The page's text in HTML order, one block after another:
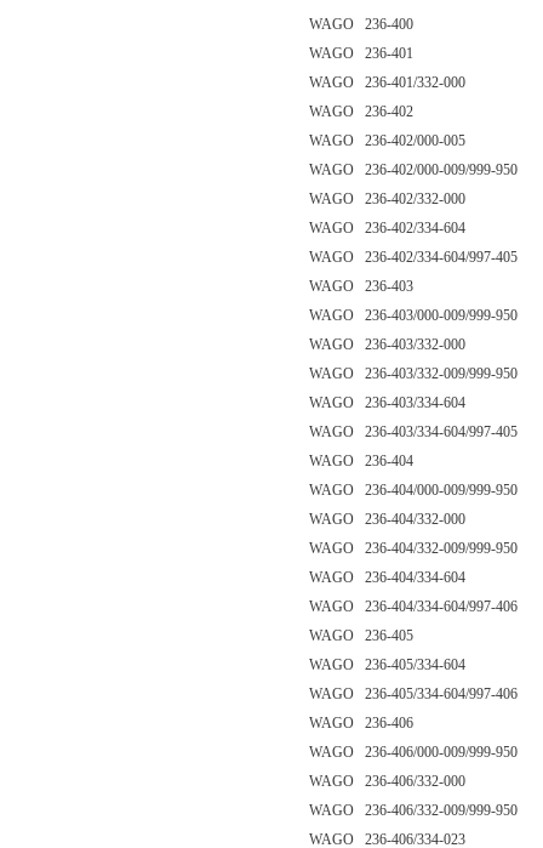
WAGO 236-400
WAGO 236-401
WAGO 236-401/332-000
WAGO 236-402
WAGO 236-402/000-005
WAGO 236-402/000-009/999-950
WAGO 236-402/332-000
WAGO 236-402/334-604
WAGO 236-402/334-604/997-405
WAGO 236-403
WAGO 236-403/000-009/999-950
WAGO 236-403/332-000
WAGO 236-403/332-009/999-950
WAGO 236-403/334-604
WAGO 236-403/334-604/997-405
WAGO 236-404
WAGO 236-404/000-009/999-950
WAGO 236-404/332-000
WAGO 236-404/332-009/999-950
WAGO 236-404/334-604
WAGO 236-404/334-604/997-406
WAGO 236-405
WAGO 236-405/334-604
WAGO 236-405/334-604/997-406
WAGO 236-406
WAGO 236-406/000-009/999-950
WAGO 236-406/332-000
WAGO 236-406/332-009/999-950
WAGO 236-406/334-023